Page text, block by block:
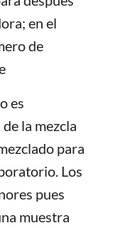
en el
de
es
la mezcla
para
Los
pues
muestra